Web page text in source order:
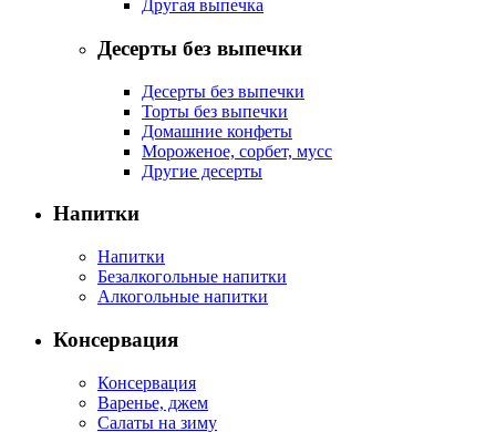
Другая выпечка
Десерты без выпечки
Десерты без выпечки
Торты без выпечки
Домашние конфеты
Мороженое, сорбет, мусс
Другие десерты
Напитки
Напитки
Безалкогольные напитки
Алкогольные напитки
Консервация
Консервация
Варенье, джем
Салаты на зиму